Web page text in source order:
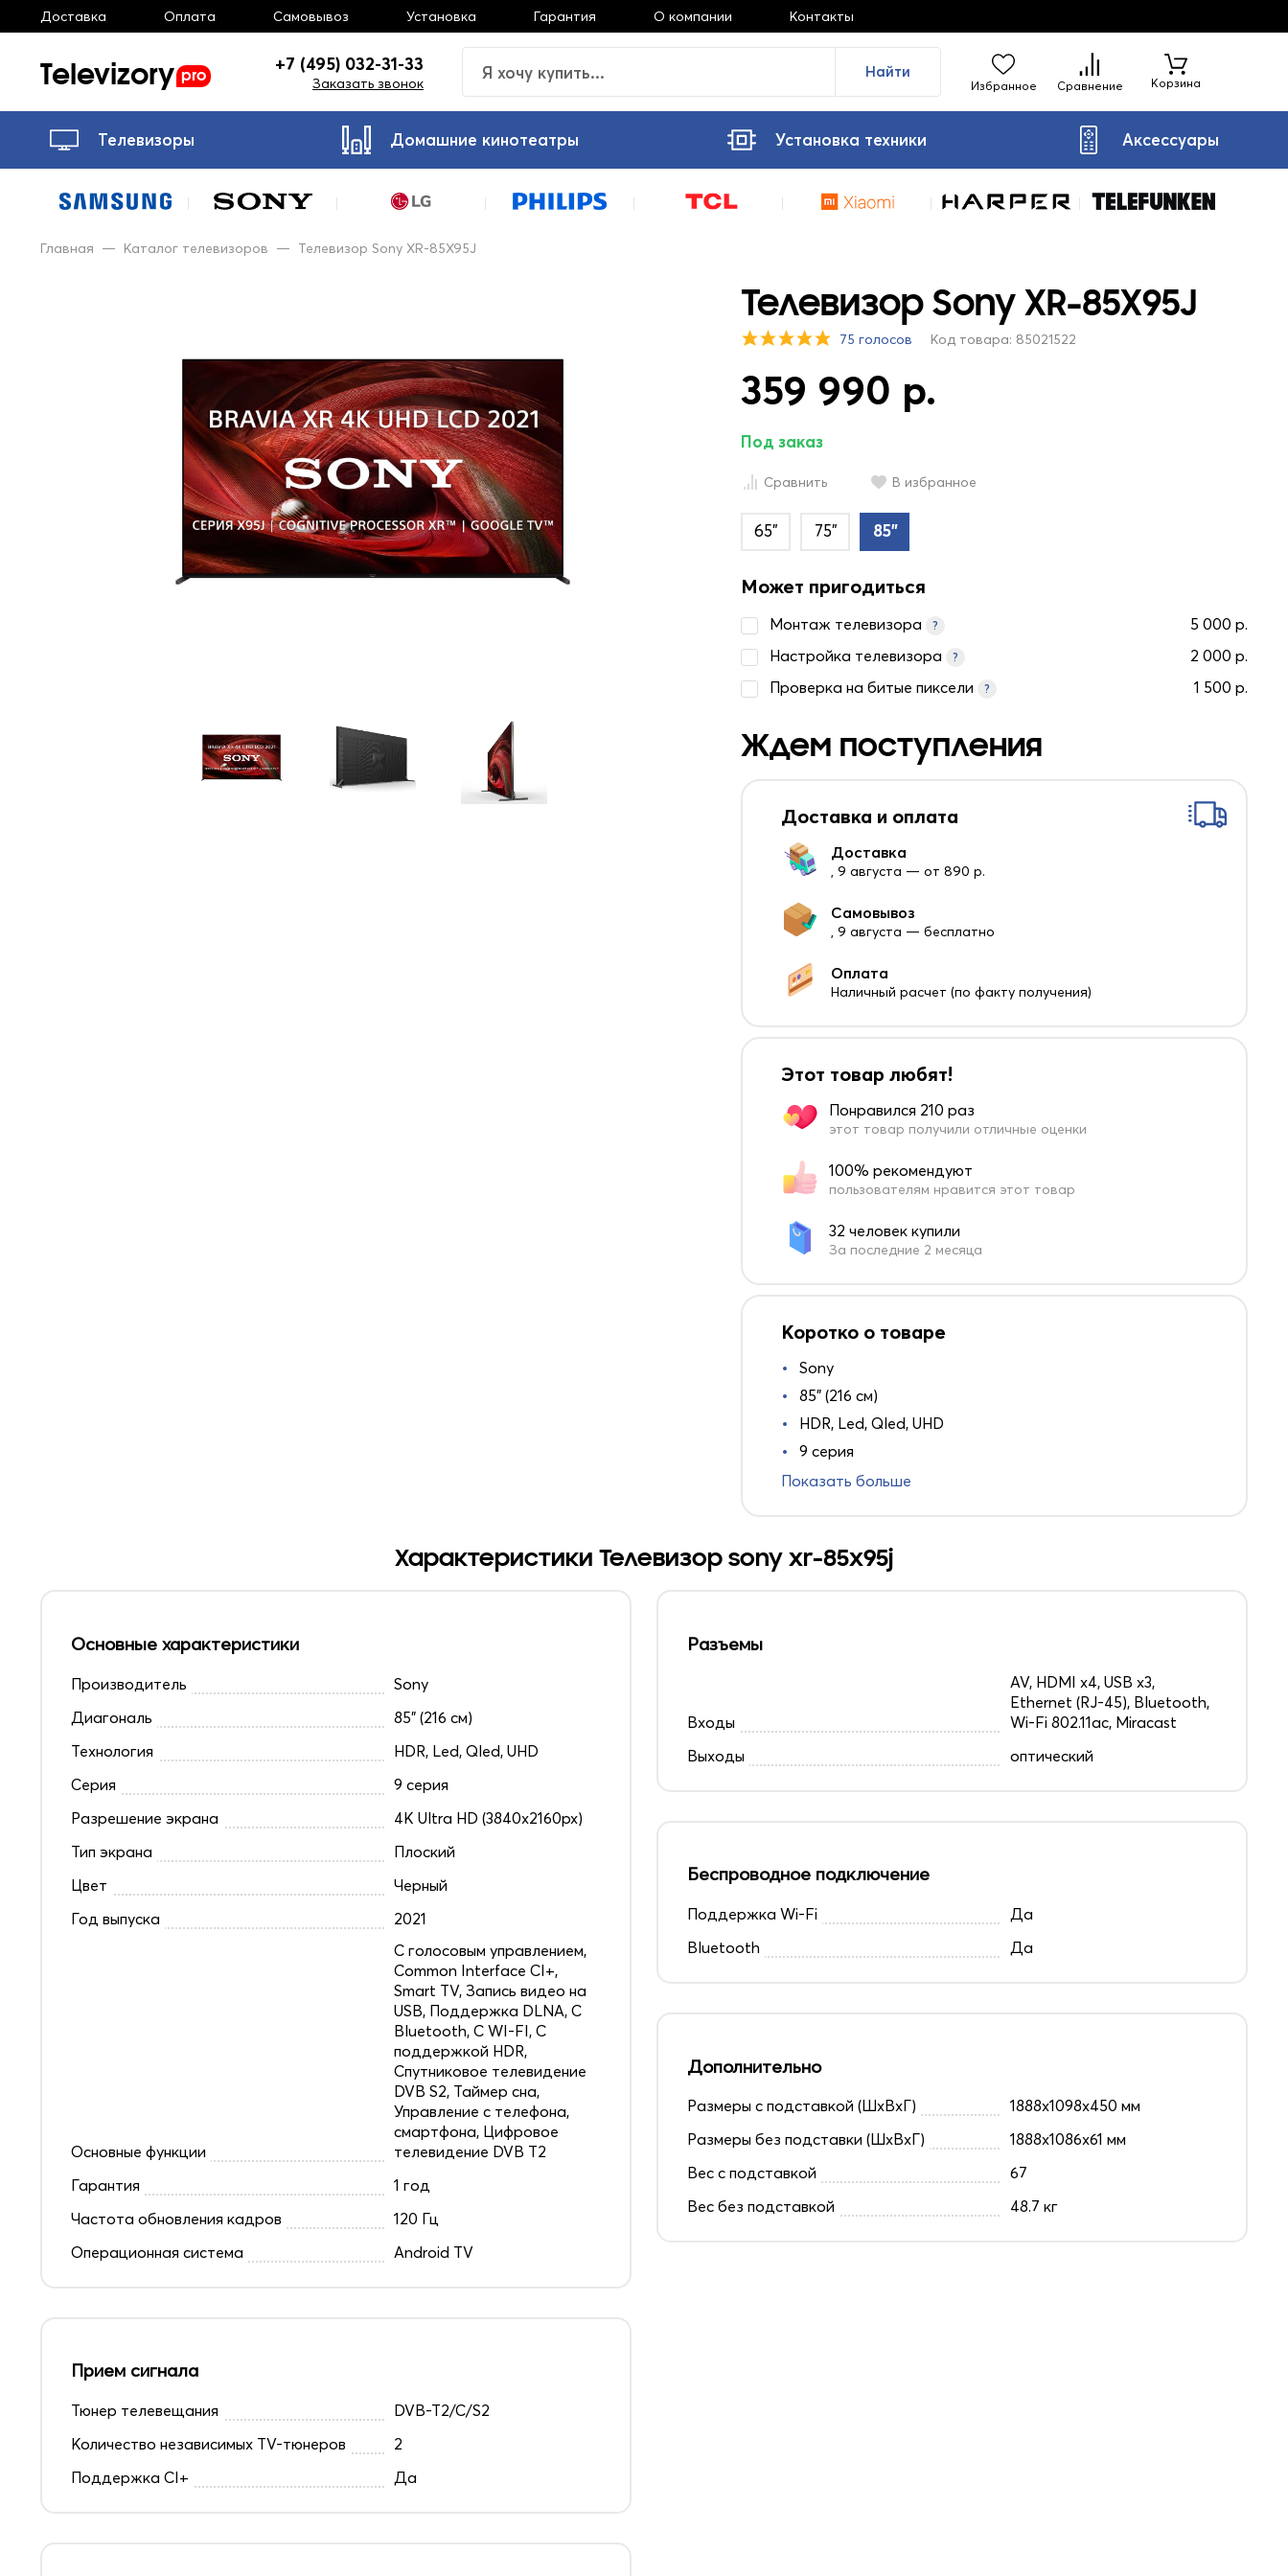
Доставка Оплата Самовывоз Установка Гарантия О компании Контакты
Televizory pro +7 (495) 032-31-33
Заказать звонок
Найти
Избранное Сравнение Корзина
Телевизоры Домашние кинотеатры Установка техники Аксессуары
Главная — Каталог телевизоров — Телевизор Sony XR-85X95J
Телевизор Sony XR-85X95J
75 голосов Код товара: 85021522
359 990 р.
Под заказ
Сравнить В избранное
65" 75" 85"
Может пригодиться
Монтаж телевизора ?
5 000 р.
Настройка телевизора
?
2 000 р.
Проверка на битые пиксели
? 1 500 р.
Ждем поступления
Доставка и оплата
Доставка
, 9 августа — от 890 р.
Самовывоз
, 9 августа — бесплатно
Оплата
Наличный расчет (по факту получения)
Этот товар любят!
Понравился 210 раз
этот товар получили отличные оценки
100% рекомендуют
пользователям нравится этот товар
32 человек купили
За последние 2 месяца
Коротко о товаре
Sony
85" (216 см)
HDR, Led, Qled, UHD
9 серия
Показать больше
Характеристики Телевизор sony xr-85x95j
Основные характеристики
Производитель
Sony
Диагональ
85" (216 см)
Технология
HDR, Led, Qled, UHD
Серия
9 серия
Разрешение экрана
4K Ultra HD (3840x2160px)
Тип экрана
Плоский
Цвет
Черный
Год выпуска
2021
Основные функции
C голосовым управлением,
Common Interface CI+,
Smart TV, Запись видео на
USB, Поддержка DLNA, С
Bluetooth, С WI-FI, С
поддержкой HDR,
Спутниковое телевидение
DVB S2, Таймер сна,
Управление с телефона,
смартфона, Цифровое
телевидение DVB T2
Гарантия
1 год
Частота обновления кадров
120 Гц
Операционная система
Android TV
Прием сигнала
Тюнер телевещания
DVB-T2/C/S2
Количество независимых TV-тюнеров
2
Поддержка CI+
Да
Разъемы
Входы
AV, HDMI x4, USB x3,
Ethernet (RJ-45), Bluetooth,
Wi-Fi 802.11ac, Miracast
Выходы
оптический
Беспроводное подключение
Поддержка Wi-Fi
Да
Bluetooth
Да
Дополнительно
Размеры с подставкой (ШxВxГ)
1888x1098x450 мм
Размеры без подставки (ШxВxГ)
1888x1086x61 мм
Вес с подставкой
67
Вес без подставкой
48.7 кг